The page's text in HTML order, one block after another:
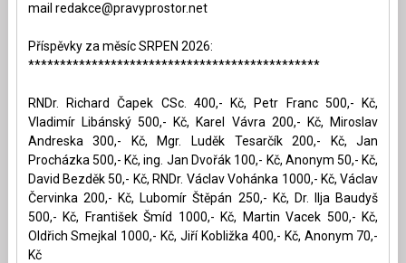
mail redakce@pravyprostor.net
Příspěvky za měsíc SRPEN 2026:
**********************************************
RNDr. Richard Čapek CSc. 400,- Kč, Petr Franc 500,- Kč,
Vladimír Libánský 500,- Kč, Karel Vávra 200,- Kč, Miroslav
Andreska 300,- Kč, Mgr. Luděk Tesarčík 200,- Kč, Jan
Procházka 500,- Kč, ing. Jan Dvořák 100,- Kč, Anonym 50,- Kč,
David Bezděk 50,- Kč, RNDr. Václav Vohánka 1000,- Kč, Václav
Červinka 200,- Kč, Lubomír Štěpán 250,- Kč, Dr. Ilja Baudyš
500,- Kč, František Šmíd 1000,- Kč, Martin Vacek 500,- Kč,
Oldřich Smejkal 1000,- Kč, Jiří Kobližka 400,- Kč, Anonym 70,-
Kč